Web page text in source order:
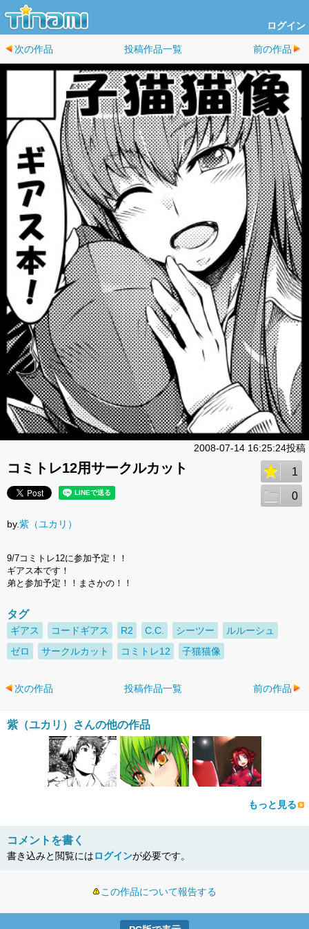
ログイン
次の作品 投稿作品一覧 前の作品
2008-07-14 16:25:24投稿
コミトレ12用サークルカット 1
0
by.紫（ユカリ）
9/7コミトレ12に参加予定！！
ギアス本です！
弟と参加予定！！まさかの！！
タグ
ギアス コードギアス R2 C.C. シーツー
ルルーシュ
ゼロ
サークルカット コミトレ12 子猫猫像
次の作品 投稿作品一覧 前の作品
紫（ユカリ）さんの他の作品
もっと見る
コメントを書く
書き込みと閲覧にはログインが必要です。
この作品について報告する